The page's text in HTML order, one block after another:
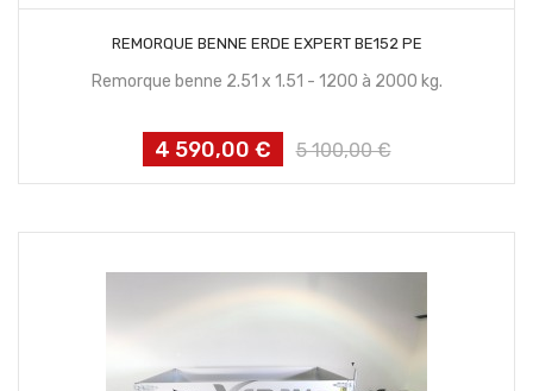
REMORQUE BENNE ERDE EXPERT BE152 PE
Remorque benne 2.51 x 1.51 - 1200 à 2000 kg.
Prix
4 590,00 €
Prix
5 100,00 €